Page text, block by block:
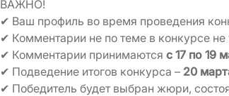
ВАЖНО!
✔ Ваш профиль во время проведения
✔ Комментарии не по теме в конкурсе не
✔ Комментарии принимаются с 17 по 19
✔ Подведение итогов конкурса – 20
✔ Победитель будет выбран жюри,